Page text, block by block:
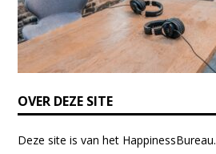
n
k
.
OVER DEZE SITE
Deze site is van het HappinessBureau.